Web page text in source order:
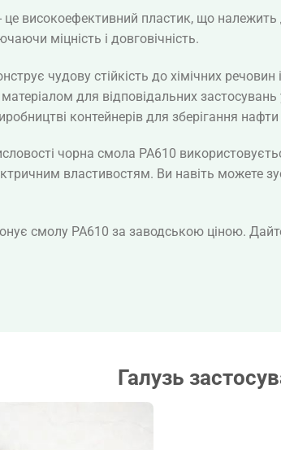
високоефективний пластик, що належить
міцність і довговічність.
чудову стійкість до хімічних
для відповідальних
контейнерів для зберігання
чорна смола PA610
властивостям. Ви навіть можете
смолу PA610 за заводською ціною.
Галузь